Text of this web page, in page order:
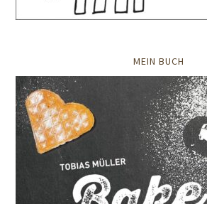
MEIN BUCH